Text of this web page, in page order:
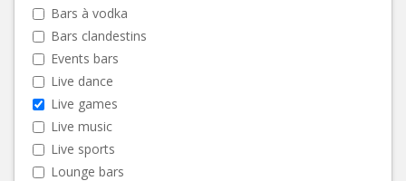
Bars à vodka
Bars clandestins
Events bars
Live dance
Live games
Live music
Live sports
Lounge bars